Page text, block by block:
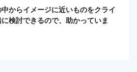
からイメージに近いものをクライ
検討できるので、助かっていま